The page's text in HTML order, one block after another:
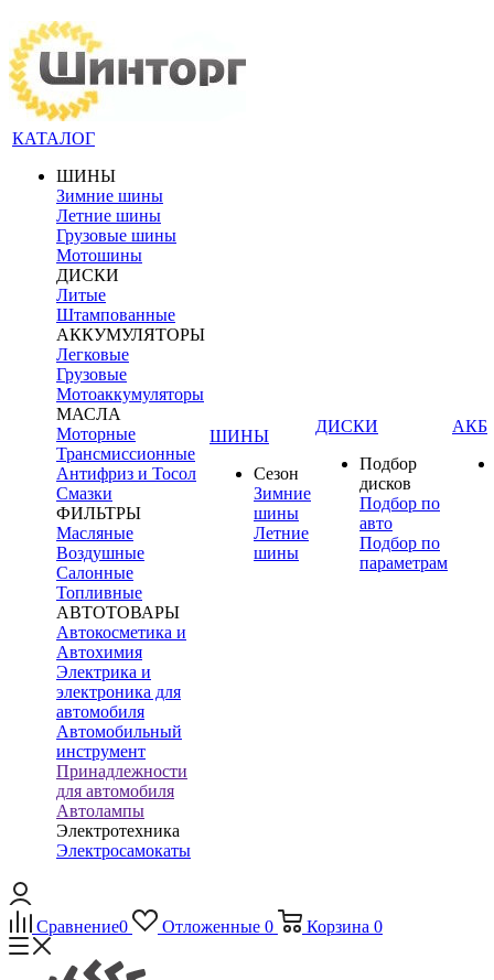
КАТАЛОГ
ШИНЫ
Зимние шины
Летние шины
Грузовые шины
Мотошины
ДИСКИ
Литые
Штампованные
АККУМУЛЯТОРЫ
Легковые
Грузовые
Мотоаккумуляторы
МАСЛА
Моторные
Трансмиссионные
Антифриз и Тосол
Смазки
ФИЛЬТРЫ
Масляные
Воздушные
Салонные
Топливные
АВТОТОВАРЫ
Автокосметика и
Автохимия
Электрика и
электроника для
автомобиля
Автомобильный
инструмент
Принадлежности
для автомобиля
Автолампы
Электротехника
Электросамокаты
ШИНЫ
Сезон
Зимние
шины
Летние
шины
ДИСКИ
Подбор
дисков
Подбор по
авто
Подбор по
параметрам
АКБ
Сравнение0 Отложенные 0 Корзина 0